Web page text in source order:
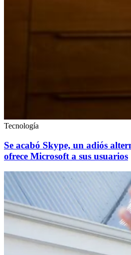
Tecnología
Se acabó Skype, un adiós
ofrece Microsoft a sus usuarios